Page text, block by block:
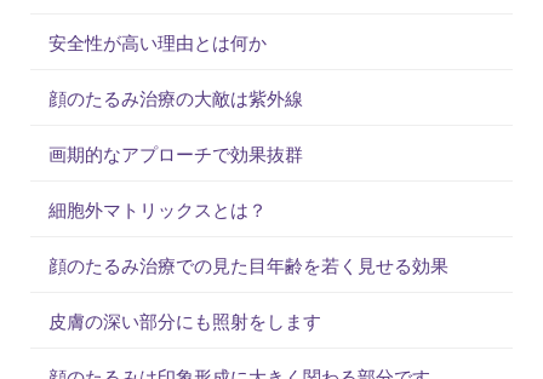
安全性が高い理由とは何か
顔のたるみ治療の大敵は紫外線
画期的なアプローチで効果抜群
細胞外マトリックスとは？
顔のたるみ治療での見た目年齢を若く見せる効果
皮膚の深い部分にも照射をします